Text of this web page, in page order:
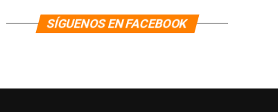
SÍGUENOS EN FACEBOOK